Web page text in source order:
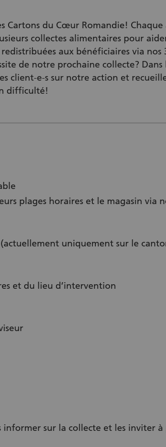
Cartons du Cœur Romandie! Chaque
collectes alimentaires pour
aux bénéficiaires via nos
de notre prochaine collecte? Dans
client-e-s sur notre action et
difficulté!
plages horaires et le magasin via
uniquement sur le
et du lieu d’intervention
informer sur la collecte et les inviter